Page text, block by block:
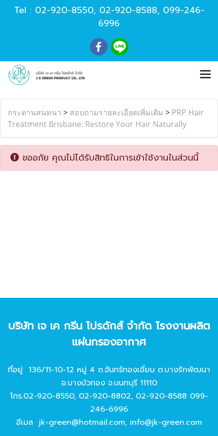
Tel : 02-920-8550, 02-920-8588, 099-246-
6996
กระดานสนทนา > สอบถามรายละเอียดเพิ่มเติม > PRP Hair
Treatment Brisbane: Restore Your Hair Naturally
ขออภัย คุณไม่ได้รับสิทธิในการเข้าใช้งานในส่วนนี้
บริษัท เจ เค กรีน โปรดักส์ จํากัด โรงงานผลิต
แผ่นกรองอากาศ
ที่อยู่ 136/11-10-12 หมู่ 4 ถ.จันทร์ทองเอี่ยม ต.บางรักพัฒนา
อ.บางบัวทอง จ.นนทบุรี 11110
โทร.02-920-8550, 02-920-8802, 02-920-8588 099-
246-6996
อีเมล jk-green@hotmail.com, info@jk-green.com